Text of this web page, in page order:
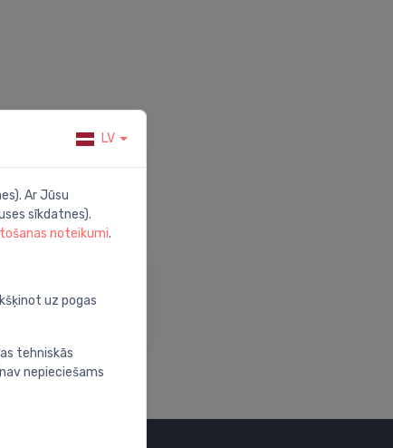
mūsu palīdzības
LV
Ar Jūsu
sīkdatnes).
noteikumi.
uz pogas
tehniskās
nepieciešams